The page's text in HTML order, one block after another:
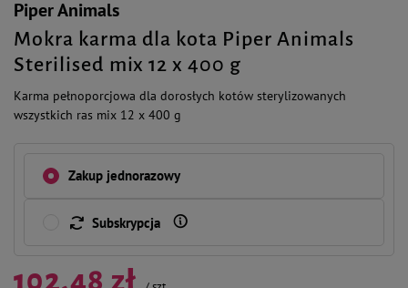
Piper Animals
Mokra karma dla kota Piper Animals
Sterilised mix 12 x 400 g
Karma pełnoporcjowa dla dorosłych kotów sterylizowanych
wszystkich ras mix 12 x 400 g
Zakup jednorazowy
Subskrypcja
102,48 zł